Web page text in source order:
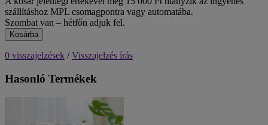
szállításhoz MPL csomagpontra vagy automatába.
Szombat van – hétfőn adjuk fel.
Kosárba
0 visszajelzések /Visszajelzés írás
Hasonló Termékek